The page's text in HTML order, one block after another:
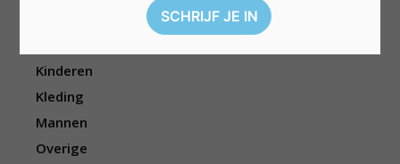
Kinderen
Kleding
Mannen
Overige